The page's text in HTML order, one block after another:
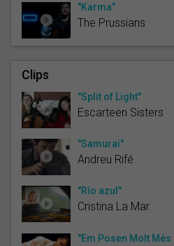
"Karma"
The Prussians
Clips
"Split of Light"
Escarteen Sisters
"Samurai"
Andreu Rifé
"Río azul"
Cristina La Mar
"Em Posen Molt Més